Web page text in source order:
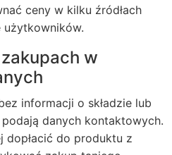
ceny w kilku źródłach
w
informacji o składzie lub
danych kontaktowych.
dopłacić do produktu z